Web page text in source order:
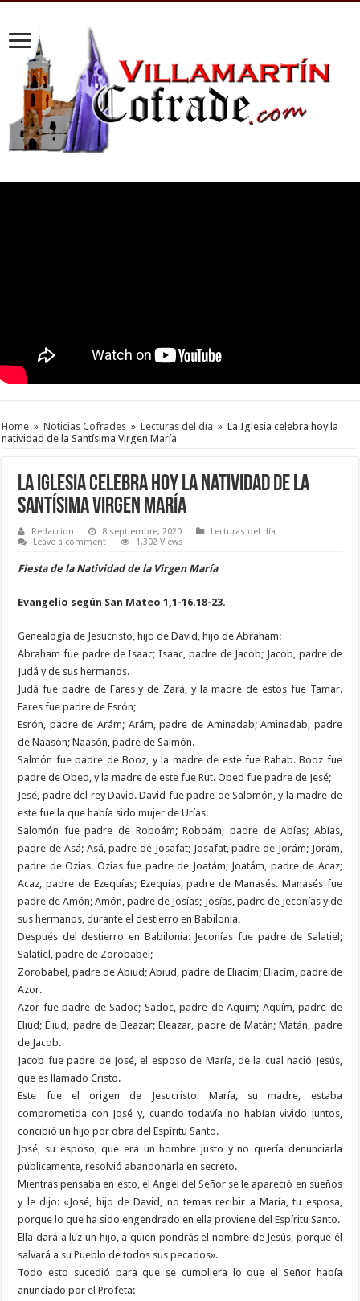
Home » Noticias Cofrades » Lecturas del día » La Iglesia celebra hoy la
natividad de la Santísima Virgen María
La Iglesia celebra hoy la natividad de la
Santísima Virgen María
Redaccion 8 septiembre, 2020
Lecturas del día
Leave a comment
1,302 Views
Fiesta de la Natividad de la Virgen María
Evangelio según San Mateo1,1-16.18-23.
Genealogía de Jesucristo, hijo de David, hijo de Abraham:
Abraham fue padre de Isaac; Isaac, padre de Jacob; Jacob, padre de
Judá y de sus hermanos.
Judá fue padre de Fares y de Zará, y la madre de estos fue Tamar.
Fares fue padre de Esrón;
Esrón, padre de Arám; Arám, padre de Aminadab; Aminadab, padre
de Naasón; Naasón, padre de Salmón.
Salmón fue padre de Booz, y la madre de este fue Rahab. Booz fue
padre de Obed, y la madre de este fue Rut. Obed fue padre de Jesé;
Jesé, padre del rey David. David fue padre de Salomón, y la madre de
este fue la que había sido mujer de Urías.
Salomón fue padre de Roboám; Roboám, padre de Abías; Abías,
padre de Asá; Asá, padre de Josafat; Josafat, padre de Jorám; Jorám,
padre de Ozías. Ozías fue padre de Joatám; Joatám, padre de Acaz;
Acaz, padre de Ezequías; Ezequías, padre de Manasés. Manasés fue
padre de Amón; Amón, padre de Josías; Josías, padre de Jeconías y de
sus hermanos, durante el destierro en Babilonia.
Después del destierro en Babilonia: Jeconías fue padre de Salatiel;
Salatiel, padre de Zorobabel;
Zorobabel, padre de Abiud; Abiud, padre de Eliacím; Eliacím, padre de
Azor.
Azor fue padre de Sadoc; Sadoc, padre de Aquím; Aquím, padre de
Eliud; Eliud, padre de Eleazar; Eleazar, padre de Matán; Matán, padre
de Jacob.
Jacob fue padre de José, el esposo de María, de la cual nació Jesús,
que es llamado Cristo.
Este fue el origen de Jesucristo: María, su madre, estaba
comprometida con José y, cuando todavía no habían vivido juntos,
concibió un hijo por obra del Espíritu Santo.
José, su esposo, que era un hombre justo y no quería denunciarla
públicamente, resolvió abandonarla en secreto.
Mientras pensaba en esto, el Angel del Señor se le apareció en sueños
y le dijo: «José, hijo de David, no temas recibir a María, tu esposa,
porque lo que ha sido engendrado en ella proviene del Espíritu Santo.
Ella dará a luz un hijo, a quien pondrás el nombre de Jesús, porque él
salvará a su Pueblo de todos sus pecados».
Todo esto sucedió para que se cumpliera lo que el Señor había
anunciado por el Profeta: